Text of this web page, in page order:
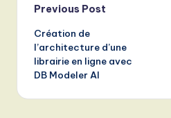
Post
navigation
Previous Post
Création de
l’architecture d’une
librairie en ligne avec
DB Modeler AI